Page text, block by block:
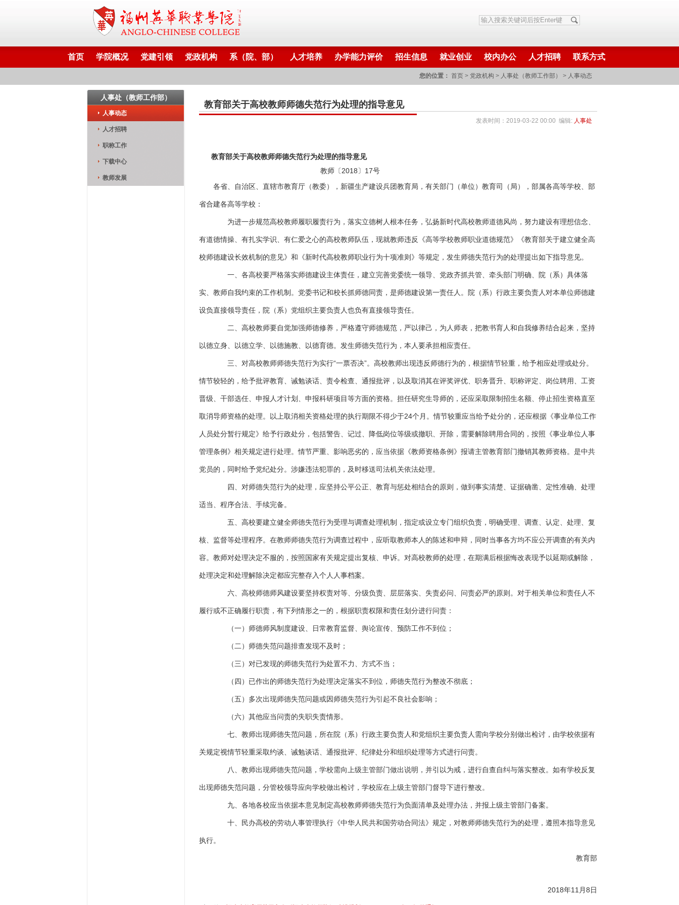
首页 学院概况 党建引领 党政机构 系（院、部） 人才培养 办学能力评价 招生信息 就业创业 校内办公 人才招聘 联系方式
您的位置： 首页 > 党政机构 > 人事处（教师工作部） > 人事动态
人事处（教师工作部）
人事动态
人才招聘
职称工作
下载中心
教师发展
教育部关于高校教师师德失范行为处理的指导意见
发表时间：2019-03-22 00:00 编辑: 人事处
教育部关于高校教师师德失范行为处理的指导意见
教师〔2018〕17号
各省、自治区、直辖市教育厅（教委），新疆生产建设兵团教育局，有关部门（单位）教育司（局），部属各高等学校、部
省合建各高等学校：
为进一步规范高校教师履职履责行为，落实立德树人根本任务，弘扬新时代高校教师道德风尚，努力建设有理想信念、
有道德情操、有扎实学识、有仁爱之心的高校教师队伍，现就教师违反《高等学校教师职业道德规范》《教育部关于建立健全高
校师德建设长效机制的意见》和《新时代高校教师职业行为十项准则》等规定，发生师德失范行为的处理提出如下指导意见。
一、各高校要严格落实师德建设主体责任，建立完善党委统一领导、党政齐抓共管、牵头部门明确、院（系）具体落
实、教师自我约束的工作机制。党委书记和校长抓师德同责，是师德建设第一责任人。院（系）行政主要负责人对本单位师德建
设负直接领导责任，院（系）党组织主要负责人也负有直接领导责任。
二、高校教师要自觉加强师德修养，严格遵守师德规范，严以律己，为人师表，把教书育人和自我修养结合起来，坚持
以德立身、以德立学、以德施教、以德育德。发生师德失范行为，本人要承担相应责任。
三、对高校教师师德失范行为实行“一票否决”。高校教师出现违反师德行为的，根据情节轻重，给予相应处理或处分。
情节较轻的，给予批评教育、诫勉谈话、责令检查、通报批评，以及取消其在评奖评优、职务晋升、职称评定、岗位聘用、工资
晋级、干部选任、申报人才计划、申报科研项目等方面的资格。担任研究生导师的，还应采取限制招生名额、停止招生资格直至
取消导师资格的处理。以上取消相关资格处理的执行期限不得少于24个月。情节较重应当给予处分的，还应根据《事业单位工作
人员处分暂行规定》给予行政处分，包括警告、记过、降低岗位等级或撤职、开除，需要解除聘用合同的，按照《事业单位人事
管理条例》相关规定进行处理。情节严重、影响恶劣的，应当依据《教师资格条例》报请主管教育部门撤销其教师资格。是中共
党员的，同时给予党纪处分。涉嫌违法犯罪的，及时移送司法机关依法处理。
四、对师德失范行为的处理，应坚持公平公正、教育与惩处相结合的原则，做到事实清楚、证据确凿、定性准确、处理
适当、程序合法、手续完备。
五、高校要建立健全师德失范行为受理与调查处理机制，指定或设立专门组织负责，明确受理、调查、认定、处理、复
核、监督等处理程序。在教师师德失范行为调查过程中，应听取教师本人的陈述和申辩，同时当事各方均不应公开调查的有关内
容。教师对处理决定不服的，按照国家有关规定提出复核、申诉。对高校教师的处理，在期满后根据悔改表现予以延期或解除，
处理决定和处理解除决定都应完整存入个人人事档案。
六、高校师德师风建设要坚持权责对等、分级负责、层层落实、失责必问、问责必严的原则。对于相关单位和责任人不
履行或不正确履行职责，有下列情形之一的，根据职责权限和责任划分进行问责：
（一）师德师风制度建设、日常教育监督、舆论宣传、预防工作不到位；
（二）师德失范问题排查发现不及时；
（三）对已发现的师德失范行为处置不力、方式不当；
（四）已作出的师德失范行为处理决定落实不到位，师德失范行为整改不彻底；
（五）多次出现师德失范问题或因师德失范行为引起不良社会影响；
（六）其他应当问责的失职失责情形。
七、教师出现师德失范问题，所在院（系）行政主要负责人和党组织主要负责人需向学校分别做出检讨，由学校依据有
关规定视情节轻重采取约谈、诫勉谈话、通报批评、纪律处分和组织处理等方式进行问责。
八、教师出现师德失范问题，学校需向上级主管部门做出说明，并引以为戒，进行自查自纠与落实整改。如有学校反复
出现师德失范问题，分管校领导应向学校做出检讨，学校应在上级主管部门督导下进行整改。
九、各地各校应当依据本意见制定高校教师师德失范行为负面清单及处理办法，并报上级主管部门备案。
十、民办高校的劳动人事管理执行《中华人民共和国劳动合同法》规定，对教师师德失范行为的处理，遵照本指导意见
执行。
教育部
2018年11月8日